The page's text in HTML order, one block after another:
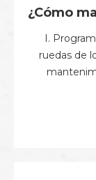
I.
ruedas de
intensidad